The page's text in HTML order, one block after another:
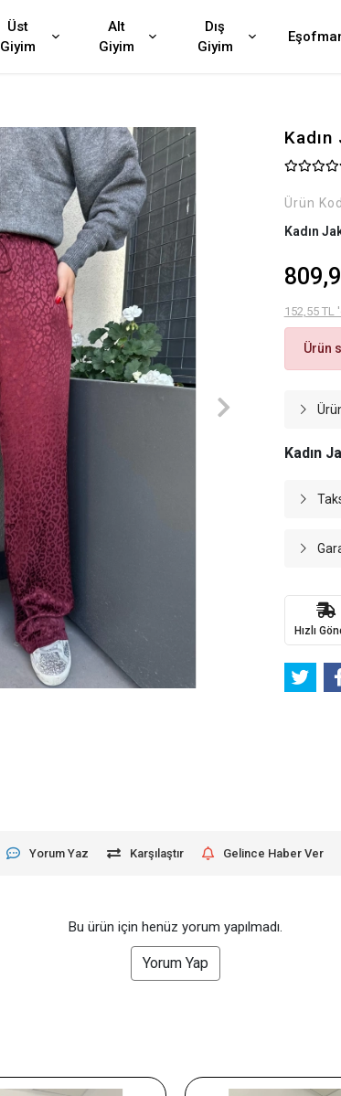
Üst
Giyim
Alt
Giyim
Dış
Giyim
Ürün
Kadın
152,55 TL
Ürün
Kadın
Hızlı
Yorum Yaz Karşılaştır Gelince Haber Ver
Bu ürün için henüz yorum yapılmadı.
Yorum Yap